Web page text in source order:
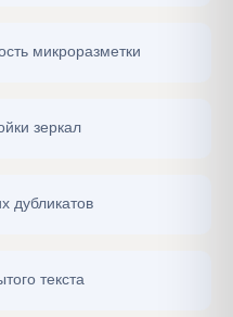
микроразметки
зеркал
дубликатов
текста